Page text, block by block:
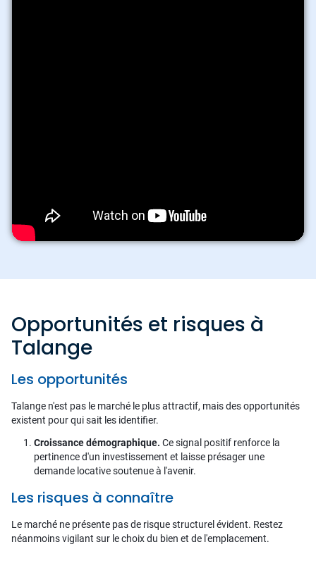
Opportunités et risques à
Talange
Les opportunités
Talange n'est pas le marché le plus attractif, mais des opportunités
existent pour qui sait les identifier.
Croissance démographique. Ce signal positif renforce la
pertinence d'un investissement et laisse présager une
demande locative soutenue à l'avenir.
Les risques à connaître
Le marché ne présente pas de risque structurel évident. Restez
néanmoins vigilant sur le choix du bien et de l'emplacement.